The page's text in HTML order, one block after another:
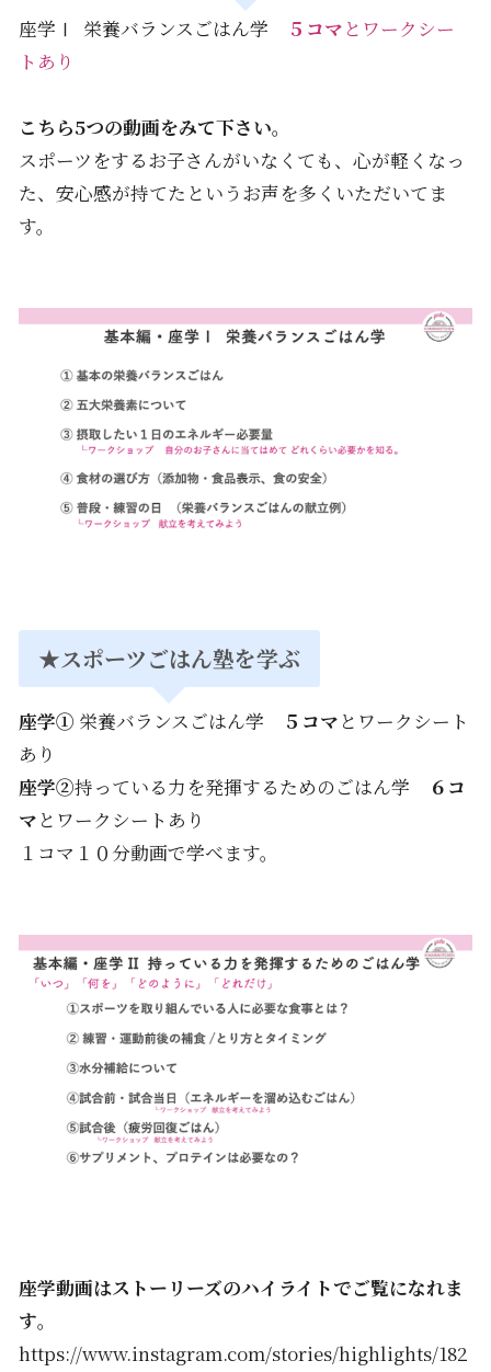
座学Ⅰ 栄養バランスごはん学 ５コマ とワークシー
トあり
こちら5つの動画をみて下さい。
スポーツをするお子さんがいなくても、心が軽くなっ
た、安心感が持てたというお声を多くいただいてま
す。
★スポーツごはん塾を学ぶ
座学① 栄養バランスごはん学 ５コマ とワークシート
あり
座学②持っている力を発揮するためのごはん学 ６ コ
マ とワークシートあり
１コマ１０分動画で学べます。
座学動画はストーリーズのハイライトでご覧になれま
す。
https://www.instagram.com/stories/highlights/182